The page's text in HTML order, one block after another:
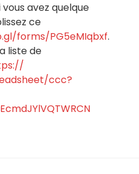
avez quelque
ce
forms/PG5eMIqbxf.
liste de
ccc?